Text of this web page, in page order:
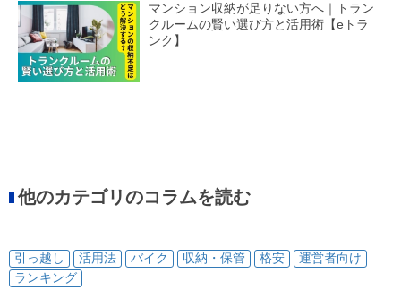
マンション収納が足りない方へ｜トラン
クルームの賢い選び方と活用術【eトラ
ンク】
他のカテゴリのコラムを読む
引っ越し 活用法 バイク 収納・保管 格安
運営者向け
ランキング